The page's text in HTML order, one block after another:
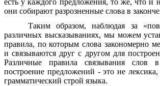
есть у каждого предложения, то же, что и
они собирают разрозненные слова в
Таким образом, наблюдая за
различных высказываниях, мы можем
правила, по которым слова закономерно
и связываются друг с другом для
Различные правила связывания слов
построение предложений - это не
грамматический строй языка.